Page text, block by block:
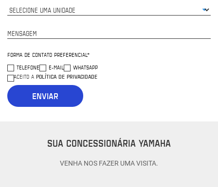
MENSAGEM
FORMA DE CONTATO PREFERENCIAL*
TELEFONE
E-MAIL
WHATSAPP
ACEITO A POLÍTICA DE PRIVACIDADE
ENVIAR
SUA CONCESSIONÁRIA YAMAHA
VENHA NOS FAZER UMA VISITA.